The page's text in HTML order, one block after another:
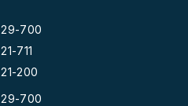
700
711
200
700